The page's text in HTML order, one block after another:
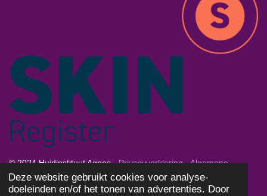
Deze website gebruikt cookies voor analyse-
doeleinden en/of het tonen van advertenties. Door
© 2024 Huidinstituut Agnes -Privacyverklaring-Algemene
Voorwaarden-Cookies
Powered byJouwWeb